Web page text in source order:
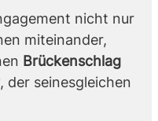
nicht nur
miteinander,
Brückenschlag
, der seinesgleichen